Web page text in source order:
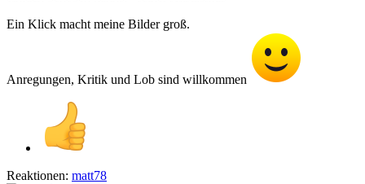
Ein Klick macht meine Bilder groß.
Anregungen, Kritik und Lob sind willkommen
Reaktionen: matt78